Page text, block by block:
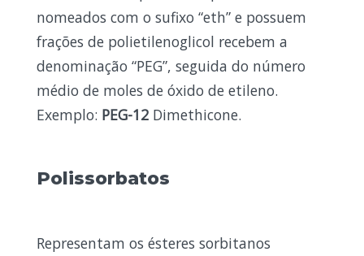
nomeados com o sufixo “eth” e possuem
frações de polietilenoglicol recebem a
denominação “PEG”, seguida do número
médio de moles de óxido de etileno.
Exemplo: PEG-12 Dimethicone.
Polissorbatos
Representam os ésteres sorbitanos